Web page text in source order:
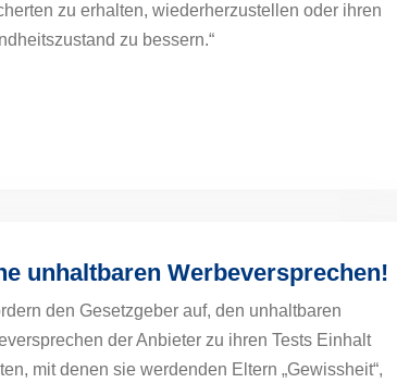
zu erhalten, wiederherzustellen oder ihren
zu bessern.“
unhaltbaren Werbeversprechen!
den Gesetzgeber auf, den unhaltbaren
der Anbieter zu ihren Tests Einhalt
mit denen sie werdenden Eltern „Gewissheit“,